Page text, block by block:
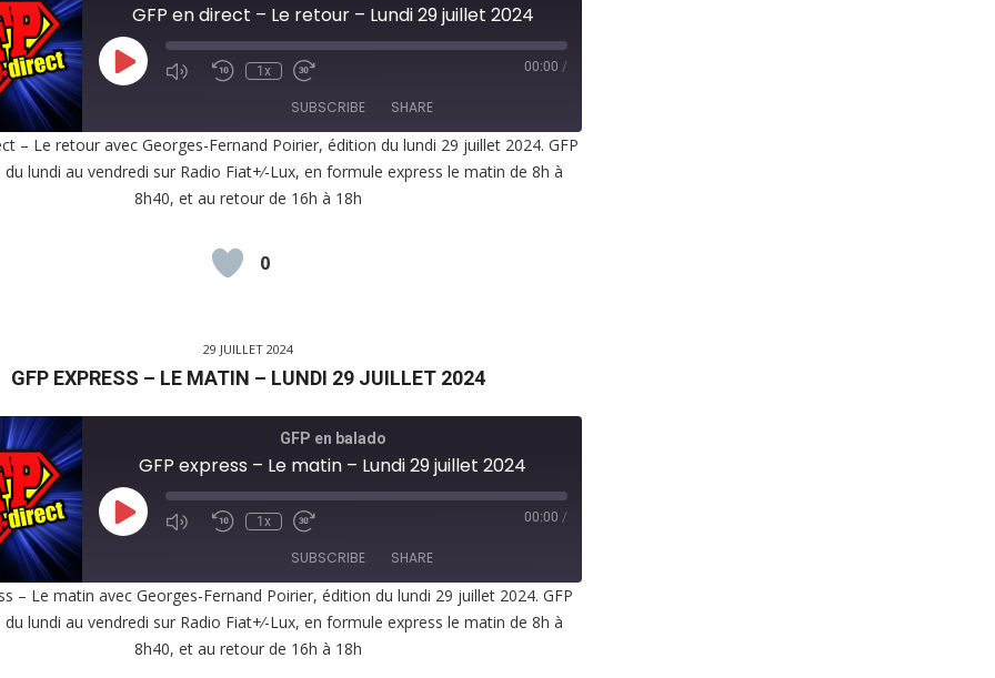
GFP en direct – Le retour – Lundi 29 juillet 2024
Play
Episode
1x 00:00 /
SUBSCRIBE SHARE
– Le retour avec Georges-Fernand Poirier, édition du lundi 29 juillet 2024. GFP
lundi au vendredi sur Radio Fiat+⁄-Lux, en formule express le matin de 8h à
8h40, et au retour de 16h à 18h
0
29 JUILLET 2024
GFP EXPRESS – LE MATIN – LUNDI 29 JUILLET 2024
GFP en balado
GFP express – Le matin – Lundi 29 juillet 2024
Play
Episode
1x 00:00 /
SUBSCRIBE SHARE
– Le matin avec Georges-Fernand Poirier, édition du lundi 29 juillet 2024. GFP
lundi au vendredi sur Radio Fiat+⁄-Lux, en formule express le matin de 8h à
8h40, et au retour de 16h à 18h